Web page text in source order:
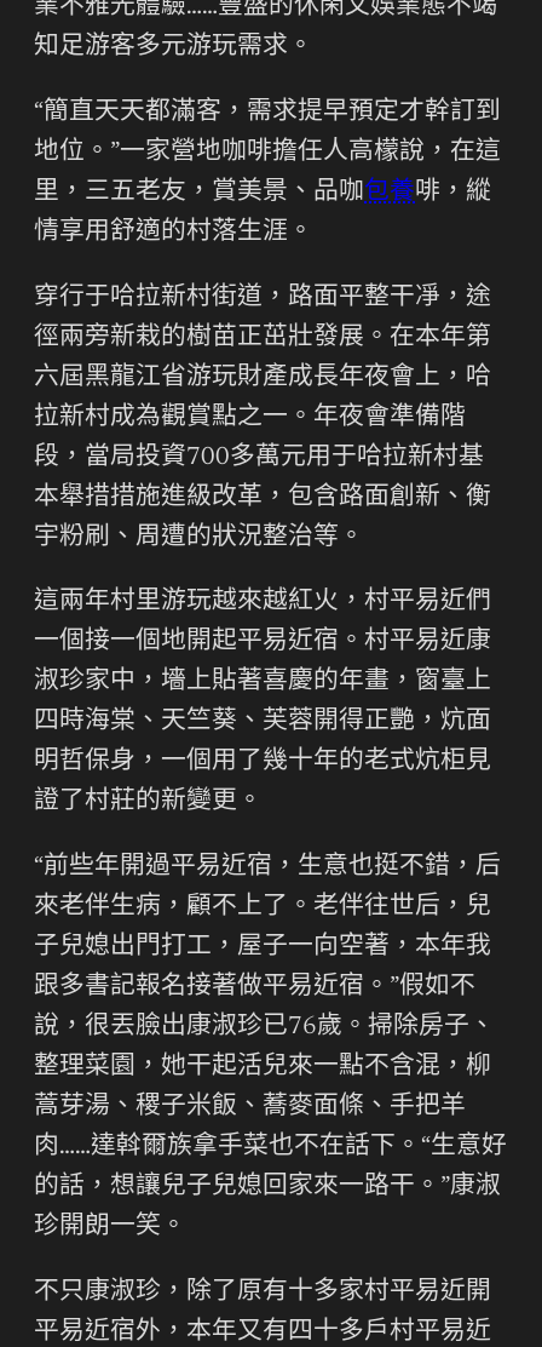
業不雅光體驗……豐盛的休閑文娛業態不竭
知足游客多元游玩需求。
“簡直天天都滿客，需求提早預定才幹訂到
地位。”一家營地咖啡擔任人高檬說，在這
里，三五老友，賞美景、品咖包養啡，縱
情享用舒適的村落生涯。
穿行于哈拉新村街道，路面平整干凈，途
徑兩旁新栽的樹苗正茁壯發展。在本年第
六屆黑龍江省游玩財產成長年夜會上，哈
拉新村成為觀賞點之一。年夜會準備階
段，當局投資700多萬元用于哈拉新村基
本舉措措施進級改革，包含路面創新、衡
宇粉刷、周遭的狀況整治等。
這兩年村里游玩越來越紅火，村平易近們
一個接一個地開起平易近宿。村平易近康
淑珍家中，墻上貼著喜慶的年畫，窗臺上
四時海棠、天竺葵、芙蓉開得正艷，炕面
明哲保身，一個用了幾十年的老式炕柜見
證了村莊的新變更。
“前些年開過平易近宿，生意也挺不錯，后
來老伴生病，顧不上了。老伴往世后，兒
子兒媳出門打工，屋子一向空著，本年我
跟多書記報名接著做平易近宿。”假如不
說，很丟臉出康淑珍已76歲。掃除房子、
整理菜園，她干起活兒來一點不含混，柳
蒿芽湯、稷子米飯、蕎麥面條、手把羊
肉……達斡爾族拿手菜也不在話下。“生意好
的話，想讓兒子兒媳回家來一路干。”康淑
珍開朗一笑。
不只康淑珍，除了原有十多家村平易近開
平易近宿外，本年又有四十多戶村平易近